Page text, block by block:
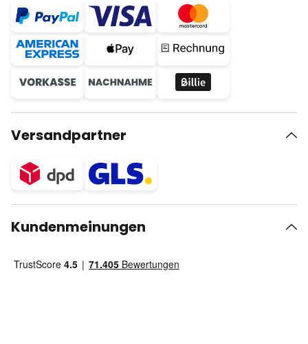
Versandpartner
Kundenmeinungen